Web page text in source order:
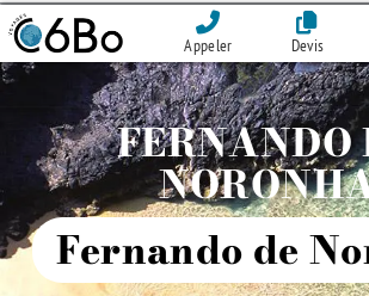
Appeler Devis
FERNANDO
Fernando de